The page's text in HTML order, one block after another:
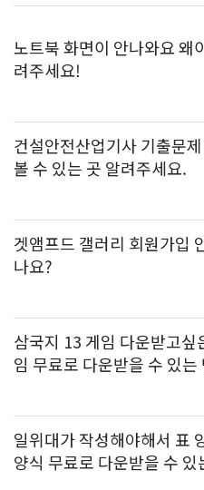
노트북 화면이 안나와요 왜
려주세요!
건설안전산업기사 기출문
볼 수 있는 곳 알려주세요.
겟앰프드 갤러리 회원가입
나요?
삼국지 13 게임 다운받고
임 무료로 다운받을 수 있는
일위대가 작성해야해서 표
양식 무료로 다운받을 수